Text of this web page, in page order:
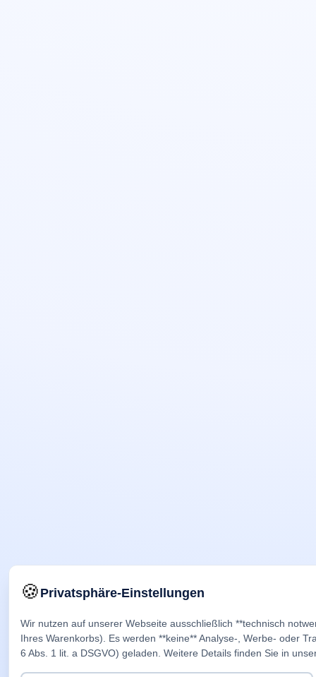
🍪Privatsphäre-Einstellungen
Wir nutzen auf unserer Webseite ausschließlich **technisch
Ihres Warenkorbs). Es werden **keine** Analyse-, Werbe- oder
6 Abs. 1 lit. a DSGVO) geladen. Weitere Details finden Sie in